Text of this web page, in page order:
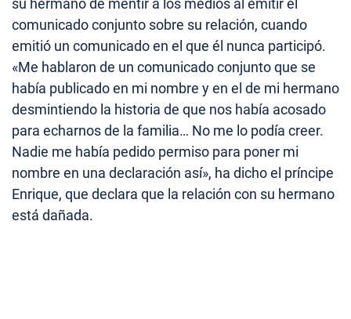
su hermano de mentir a los medios al emitir el
comunicado conjunto sobre su relación, cuando
emitió un comunicado en el que él nunca participó.
«Me hablaron de un comunicado conjunto que se
había publicado en mi nombre y en el de mi hermano
desmintiendo la historia de que nos había acosado
para echarnos de la familia… No me lo podía creer.
Nadie me había pedido permiso para poner mi
nombre en una declaración así», ha dicho el príncipe
Enrique, que declara que la relación con su hermano
está dañada.